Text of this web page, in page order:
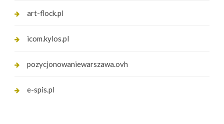
art-flock.pl
icom.kylos.pl
pozycjonowaniewarszawa.ovh
e-spis.pl